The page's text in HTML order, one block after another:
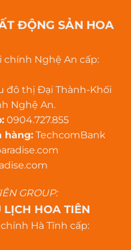
ĐỘNG SẢN HOA
chính Nghệ An cấp:
đô thị Đại Thành-Khối
Nghệ An.
0904.727.855
hàng: TechcomBank
GROUP:
LỊCH HOA TIÊN
Hà Tĩnh cấp: